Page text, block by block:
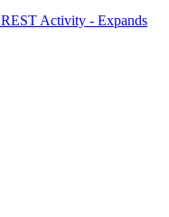
REST Activity - Expands